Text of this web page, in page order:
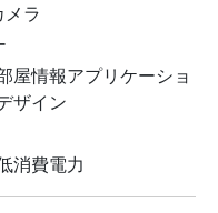
ラ
屋情報アプリケーショ
ザイン
消費電力